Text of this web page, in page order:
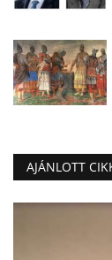
AJÁNLOTT